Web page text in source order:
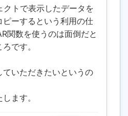
クトで表示したデータを
ピーするという利用の仕
関数を使うのは面倒だと
です。
いただきたいというの
ます。